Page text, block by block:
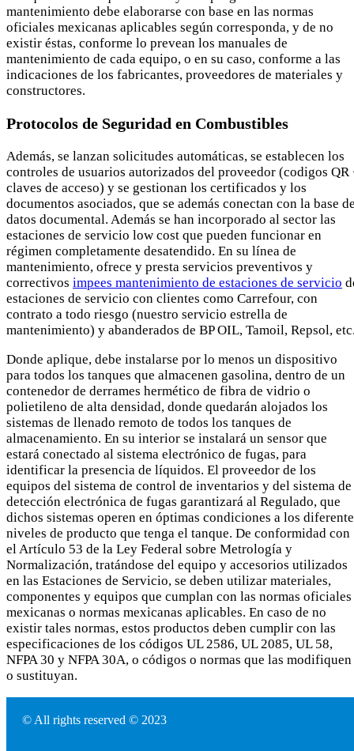
mantenimiento debe elaborarse con base en las normas
oficiales mexicanas aplicables según corresponda, y de no
existir éstas, conforme lo prevean los manuales de
mantenimiento de cada equipo, o en su caso, conforme a las
indicaciones de los fabricantes, proveedores de materiales y
constructores.
Protocolos de Seguridad en Combustibles
Además, se lanzan solicitudes automáticas, se establecen los
controles de usuarios autorizados del proveedor (codigos QR
claves de acceso) y se gestionan los certificados y los
documentos asociados, que se además conectan con la base
datos documental. Además se han incorporado al sector las
estaciones de servicio low cost que pueden funcionar en
régimen completamente desatendido. En su línea de
mantenimiento, ofrece y presta servicios preventivos y
correctivos impees mantenimiento de estaciones de servicio
estaciones de servicio con clientes como Carrefour, con
contrato a todo riesgo (nuestro servicio estrella de
mantenimiento) y abanderados de BP OIL, Tamoil, Repsol,
Donde aplique, debe instalarse por lo menos un dispositivo
para todos los tanques que almacenen gasolina, dentro de un
contenedor de derrames hermético de fibra de vidrio o
polietileno de alta densidad, donde quedarán alojados los
sistemas de llenado remoto de todos los tanques de
almacenamiento. En su interior se instalará un sensor que
estará conectado al sistema electrónico de fugas, para
identificar la presencia de líquidos. El proveedor de los
equipos del sistema de control de inventarios y del sistema de
detección electrónica de fugas garantizará al Regulado, que
dichos sistemas operen en óptimas condiciones a los
niveles de producto que tenga el tanque. De conformidad con
el Artículo 53 de la Ley Federal sobre Metrología y
Normalización, tratándose del equipo y accesorios utilizados
en las Estaciones de Servicio, se deben utilizar materiales,
componentes y equipos que cumplan con las normas oficiales
mexicanas o normas mexicanas aplicables. En caso de no
existir tales normas, estos productos deben cumplir con las
especificaciones de los códigos UL 2586, UL 2085, UL 58,
NFPA 30 y NFPA 30A, o códigos o normas que las modifiquen
o sustituyan.
© All rights reserved © 2023